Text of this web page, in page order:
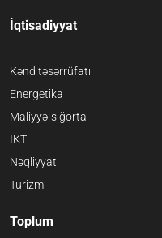
İqtisadiyyat
Kənd təsərrüfatı
Energetika
Maliyyə-sığorta
İKT
Nəqliyyat
Turizm
Toplum